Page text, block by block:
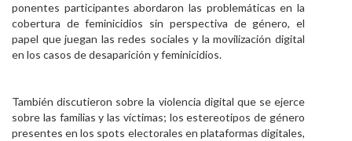
ponentes participantes abordaron las problemáticas en la
cobertura de feminicidios sin perspectiva de género, el
papel que juegan las redes sociales y la movilización digital
en los casos de desaparición y feminicidios.
También discutieron sobre la violencia digital que se ejerce
sobre las familias y las víctimas; los estereotipos de género
presentes en los spots electorales en plataformas digitales,